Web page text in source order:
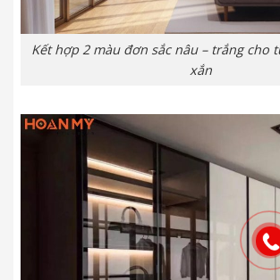
Kết hợp 2 màu đơn sắc nâu – trắng cho
xắn